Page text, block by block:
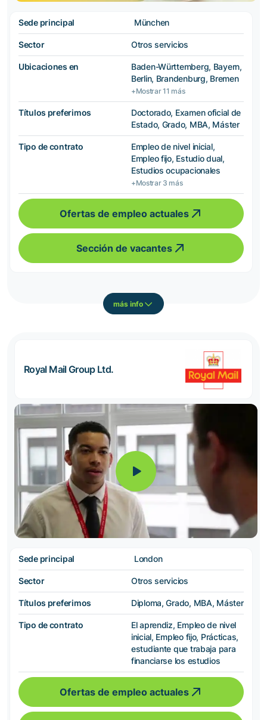
Sede principal München
Sector Otros servicios
Ubicaciones en
Baden-Württemberg, Bayern,
Berlin, Brandenburg, Bremen
+Mostrar 11 más
Títulos preferimos
Doctorado, Examen oficial de
Estado, Grado, MBA, Máster
Tipo de contrato
Empleo de nivel inicial,
Empleo fijo, Estudio dual,
Estudios ocupacionales
+Mostrar 3 más
Ofertas de empleo actuales
Sección de vacantes
más info
Royal Mail Group Ltd.
Sede principal London
Sector Otros servicios
Títulos preferimos Diploma, Grado, MBA, Máster
Tipo de contrato
El aprendiz, Empleo de nivel
inicial, Empleo fijo, Prácticas,
estudiante que trabaja para
financiarse los estudios
Ofertas de empleo actuales